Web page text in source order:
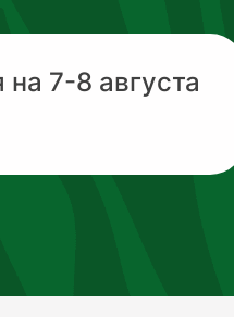
7-8 августа